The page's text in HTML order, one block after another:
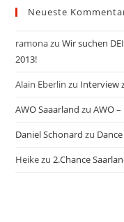
Neueste
ramonazuWir suchen
2013!
Alain Eberlin zu Interview
AWO Saaarland zuAWO
Daniel Schonard zu
Heikezu2.Chance